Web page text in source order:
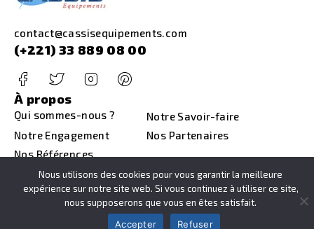
contact@cassisequipements.com
(+221) 33 889 08 00
À propos
Qui sommes-nous ?
Notre Savoir-faire
Notre Engagement
Nos Partenaires
Nos Références
Liens
Notre Catalogue Nous Contacter
Nous utilisons des cookies pour vous garantir la meilleure
expérience sur notre site web. Si vous continuez à utiliser ce site,
nous supposerons que vous en êtes satisfait.
Accepter
Refuser